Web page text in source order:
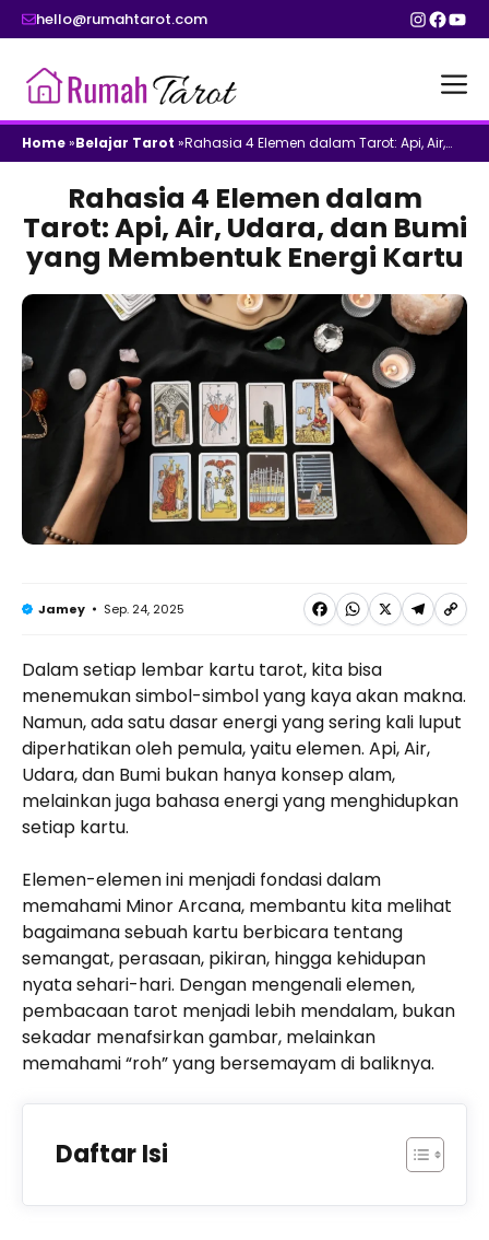
Skip
to
content
hello@rumahtarot.com
Home»Belajar Tarot »Rahasia 4 Elemen dalam Tarot: Api, Air,
Udara, dan Bumi yang Membentuk Energi Kartu
Rahasia 4 Elemen dalam
Tarot: Api, Air, Udara, dan Bumi
yang Membentuk Energi Kartu
Jamey Sep. 24, 2025 F
a
c
e
b
o
o
k
W
h
a
t
s
A
p
X T
l
e
g
r
a
C
p
y
i
Dalam setiap lembar kartu tarot, kita bisa
menemukan simbol-simbol yang kaya akan makna.
Namun, ada satu dasar energi yang sering kali luput
diperhatikan oleh pemula, yaitu elemen. Api, Air,
Udara, dan Bumi bukan hanya konsep alam,
melainkan juga bahasa energi yang menghidupkan
setiap kartu.
Elemen-elemen ini menjadi fondasi dalam
memahami Minor Arcana, membantu kita melihat
bagaimana sebuah kartu berbicara tentang
semangat, perasaan, pikiran, hingga kehidupan
nyata sehari-hari. Dengan mengenali elemen,
pembacaan tarot menjadi lebih mendalam, bukan
sekadar menafsirkan gambar, melainkan
memahami “roh” yang bersemayam di baliknya.
Daftar Isi